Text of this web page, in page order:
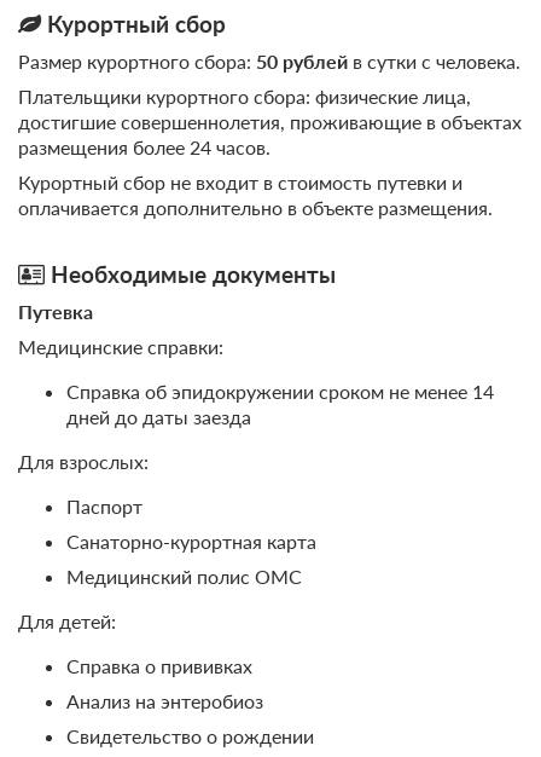
Курортный сбор
Размер курортного сбора: 50 рублей в сутки с человека.
Плательщики курортного сбора: физические лица,
достигшие совершеннолетия, проживающие в объектах
размещения более 24 часов.
Курортный сбор не входит в стоимость путевки и
оплачивается дополнительно в объекте размещения.
Необходимые документы
Путевка
Медицинские справки:
Справка об эпидокружении сроком не менее 14
дней до даты заезда
Для взрослых:
Паспорт
Санаторно-курортная карта
Медицинский полис ОМС
Для детей:
Справка о прививках
Анализ на энтеробиоз
Свидетельство о рождении